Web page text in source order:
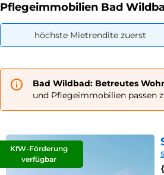
Pflegeimmobilien Bad
höchste Mietrendite zuerst
Bad Wildbad: Betreutes
und Pflegeimmobilien passen
KfW-Förderung
verfügbar